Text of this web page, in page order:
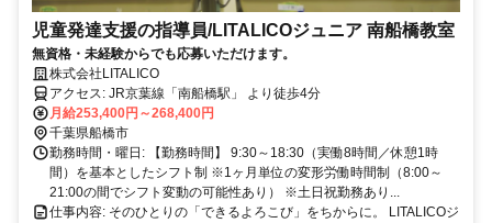
児童発達支援の指導員/LITALICOジュニア 南船橋教室
無資格・未経験からでも応募いただけます。
株式会社LITALICO
アクセス: JR京葉線「南船橋駅」 より徒歩4分
月給253,400円～268,400円
千葉県船橋市
勤務時間・曜日: 【勤務時間】 9:30～18:30（実働8時間／休憩1時
間）を基本としたシフト制 ※1ヶ月単位の変形労働時間制（8:00～
21:00の間でシフト変動の可能性あり） ※土日祝勤務あり...
仕事内容: そのひとりの「できるよろこび」をちからに。 LITALICOジ